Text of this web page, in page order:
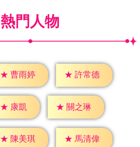
熱門人物
★ 曹雨婷 ★ 許常德
★ 康凱 ★ 關之琳
★ 陳美琪 ★ 馬清偉